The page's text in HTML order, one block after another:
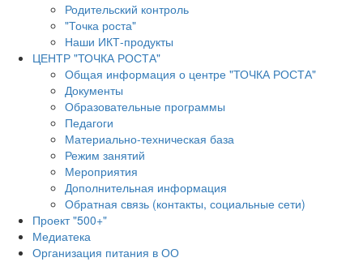
Родительский контроль
"Точка роста"
Наши ИКТ-продукты
ЦЕНТР "ТОЧКА РОСТА"
Общая информация о центре "ТОЧКА РОСТА"
Документы
Образовательные программы
Педагоги
Материально-техническая база
Режим занятий
Мероприятия
Дополнительная информация
Обратная связь (контакты, социальные сети)
Проект "500+"
Медиатека
Организация питания в ОО